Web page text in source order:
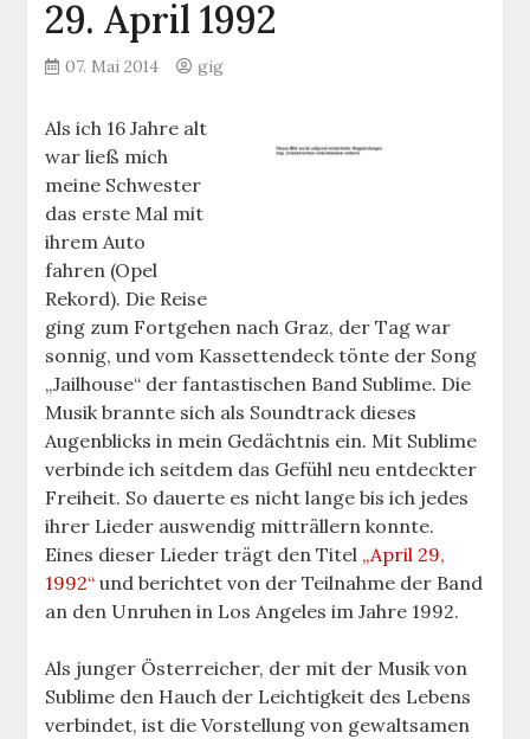
29. April 1992
07. Mai 2014 gig
Als ich 16 Jahre alt
war ließ mich
meine Schwester
das erste Mal mit
ihrem Auto
fahren (Opel
Rekord). Die Reise
ging zum Fortgehen nach Graz, der Tag war
sonnig, und vom Kassettendeck tönte der Song
„Jailhouse“ der fantastischen Band Sublime. Die
Musik brannte sich als Soundtrack dieses
Augenblicks in mein Gedächtnis ein. Mit Sublime
verbinde ich seitdem das Gefühl neu entdeckter
Freiheit. So dauerte es nicht lange bis ich jedes
ihrer Lieder auswendig mitträllern konnte.
Eines dieser Lieder trägt den Titel „April 29,
1992“ und berichtet von der Teilnahme der Band
an den Unruhen in Los Angeles im Jahre 1992.
Als junger Österreicher, der mit der Musik von
Sublime den Hauch der Leichtigkeit des Lebens
verbindet, ist die Vorstellung von gewaltsamen